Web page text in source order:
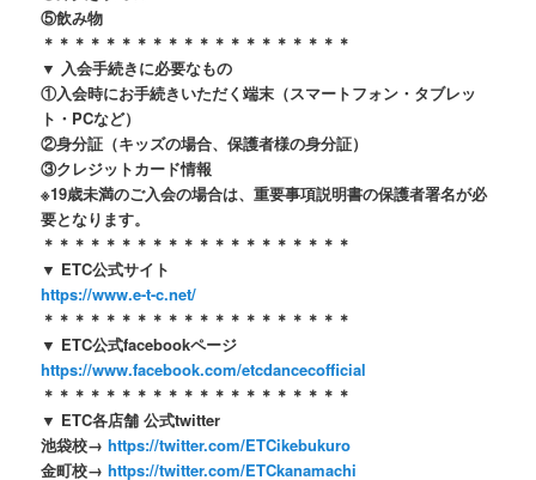
⑤飲み物
＊＊＊＊＊＊＊＊＊＊＊＊＊＊＊＊＊＊＊＊
▼ 入会手続きに必要なもの
①入会時にお手続きいただく端末（スマートフォン・タブレッ
ト・PCなど）
②身分証（キッズの場合、保護者様の身分証）
③クレジットカード情報
※19歳未満のご入会の場合は、重要事項説明書の保護者署名が必
要となります。
＊＊＊＊＊＊＊＊＊＊＊＊＊＊＊＊＊＊＊＊
▼ ETC公式サイト
https://www.e-t-c.net/
＊＊＊＊＊＊＊＊＊＊＊＊＊＊＊＊＊＊＊＊
▼ ETC公式facebookページ
https://www.facebook.com/etcdancecofficial
＊＊＊＊＊＊＊＊＊＊＊＊＊＊＊＊＊＊＊＊
▼ ETC各店舗 公式twitter
池袋校→https://twitter.com/ETCikebukuro
金町校→ https://twitter.com/ETCkanamachi